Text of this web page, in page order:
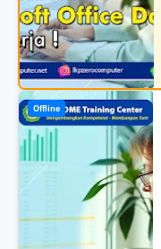
Offline